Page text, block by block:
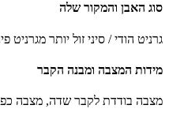
סוג האבן והמקור שלה
גרניט הודי / סיני זול יותר
מידות המצבה ומבנה הקבר
מצבה בודדת לקבר שדה, מצבה